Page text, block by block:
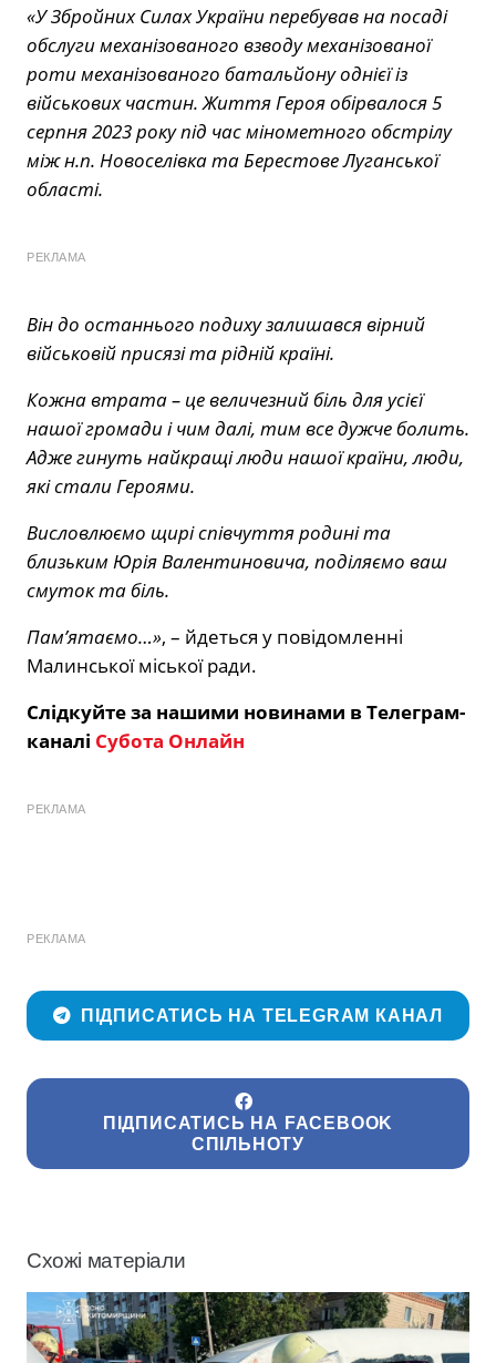
«У Збройних Силах України перебував на посаді
обслуги механізованого взводу механізованої
роти механізованого батальйону однієї із
військових частин. Життя Героя обірвалося 5
серпня 2023 року під час мінометного обстрілу
між н.п. Новоселівка та Берестове Луганської
області.
РЕКЛАМА
Він до останнього подиху залишався вірний
військовій присязі та рідній країні.
Кожна втрата – це величезний біль для усієї
нашої громади і чим далі, тим все дужче болить.
Адже гинуть найкращі люди нашої країни, люди,
які стали Героями.
Висловлюємо щирі співчуття родині та
близьким Юрія Валентиновича, поділяємо ваш
смуток та біль.
Пам’ятаємо…», – йдеться у повідомленні
Малинської міської ради.
Слідкуйте за нашими новинами в Телеграм-
каналі Субота Онлайн
РЕКЛАМА
РЕКЛАМА
ПІДПИСАТИСЬ НА TELEGRAM КАНАЛ
ПІДПИСАТИСЬ НА FACEBOOK
СПІЛЬНОТУ
Схожі матеріали